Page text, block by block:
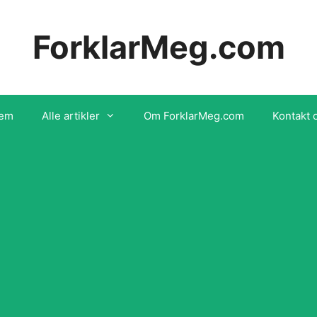
ForklarMeg.com
Alle artikler Om ForklarMeg.com Kontakt